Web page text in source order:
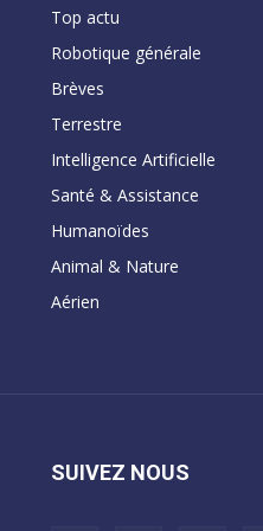
Top actu
Robotique générale
Brèves
Terrestre
Intelligence Artificielle
Santé & Assistance
Humanoïdes
Animal & Nature
Aérien
SUIVEZ NOUS